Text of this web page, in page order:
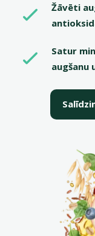
Žāvēti
Satur
augšanu